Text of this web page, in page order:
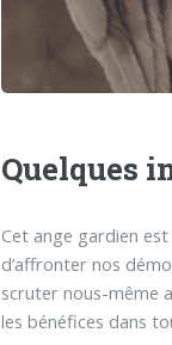
Quelques
Cet ange gardien
d’affronter nos
scruter nous-même
les bénéfices dans